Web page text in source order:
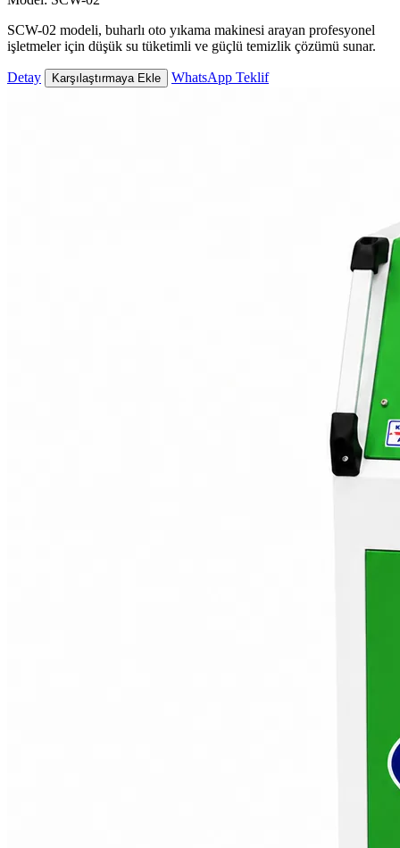
SCW-02 modeli, buharlı oto yıkama makinesi arayan profesyonel
işletmeler için düşük su tüketimli ve güçlü temizlik çözümü sunar.
Detay Karşılaştırmaya Ekle WhatsApp Teklif